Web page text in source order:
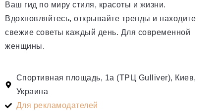
Ваш гид по миру стиля, красоты и жизни.
Вдохновляйтесь, открывайте тренды и находите
свежие советы каждый день. Для современной
женщины.
Спортивная площадь, 1а (ТРЦ Gulliver), Киев,
Украина
Для рекламодателей